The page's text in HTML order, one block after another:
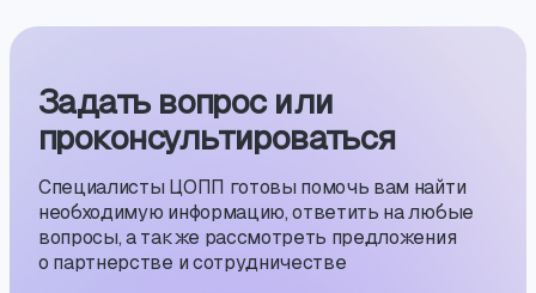
Задать вопрос или
проконсуль­тиро­ваться
Специалисты ЦОПП готовы помочь вам найти
необходимую информацию, ответить на любые
вопросы, а также рассмотреть предложения
о партнерстве и сотрудничестве